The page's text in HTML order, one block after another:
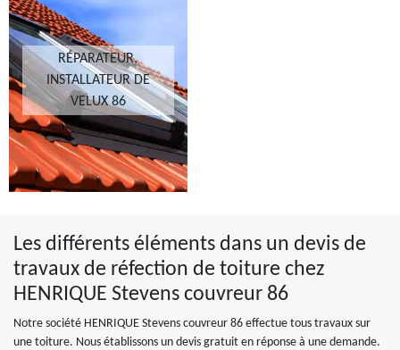
RÉPARATEUR,
INSTALLATEUR DE
VELUX 86
Les différents éléments dans un devis de
travaux de réfection de toiture chez
HENRIQUE Stevens couvreur 86
Notre société HENRIQUE Stevens couvreur 86 effectue tous travaux sur
une toiture. Nous établissons un devis gratuit en réponse à une demande.